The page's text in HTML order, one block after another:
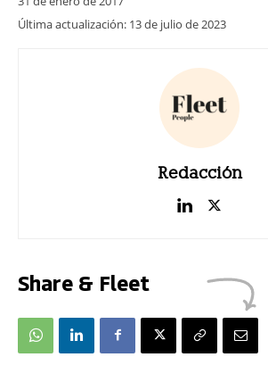
Última actualización: 13 de julio de 2023
Redacción
Share & Fleet